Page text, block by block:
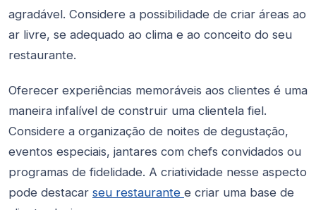
agradável. Considere a possibilidade de criar áreas ao
ar livre, se adequado ao clima e ao conceito do seu
restaurante.
Oferecer experiências memoráveis aos clientes é uma
maneira infalível de construir uma clientela fiel.
Considere a organização de noites de degustação,
eventos especiais, jantares com chefs convidados ou
programas de fidelidade. A criatividade nesse aspecto
pode destacar seu restaurante e criar uma base de